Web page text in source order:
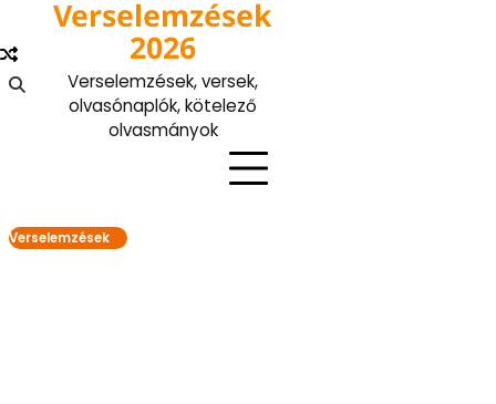
content
Verselemzések
2026
Verselemzések, versek,
olvasónaplók, kötelező
olvasmányok
Verselemzések